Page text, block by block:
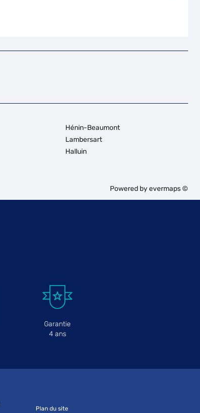
Hénin-Beaumont
Lambersart
Halluin
Powered byevermaps ©
Garantie
4 ans
Plan du site